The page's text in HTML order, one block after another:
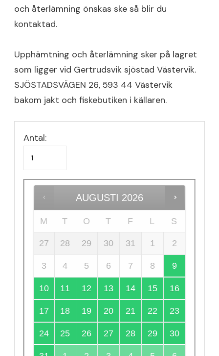
och återlämning önskas ske så blir du
kontaktad.
Upphämtning och återlämning sker på lagret
som ligger vid Gertrudsvik sjöstad Västervik.
SJÖSTADSVÄGEN 26, 593 44 Västervik
bakom jakt och fiskebutiken i källaren.
Antal:
AUGUSTI 2026
M T O T F L S
27 28 29 30 31 1 2
3 4 5 6 7 8 9
10 11 12 13 14 15 16
17 18 19 20 21 22 23
24 25 26 27 28 29 30